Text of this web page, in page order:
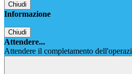
Chiudi
Informazione
Chiudi
Attendere...
Attendere il completamento